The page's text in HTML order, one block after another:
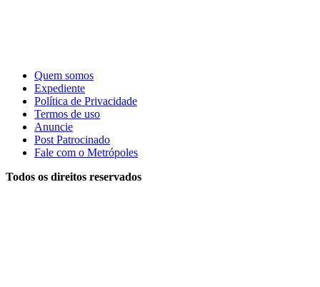
Quem somos
Expediente
Política de Privacidade
Termos de uso
Anuncie
Post Patrocinado
Fale com o Metrópoles
Todos os direitos reservados